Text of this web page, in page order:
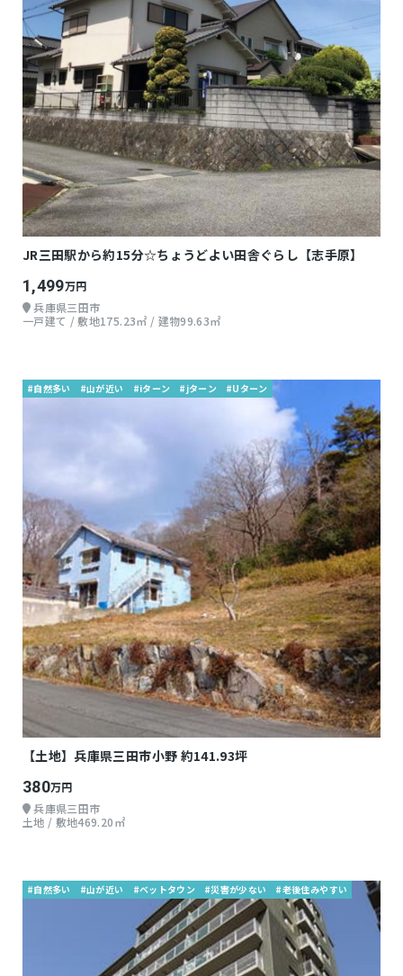
JR三田駅から約15分☆ちょうどよい田舎ぐらし【志手原】
1,499万円
兵庫県三田市
一戸建て / 敷地175.23㎡ / 建物99.63㎡
#自然多い #山が近い #iターン #jターン #Uターン
【土地】兵庫県三田市小野 約141.93坪
380万円
兵庫県三田市
土地 / 敷地469.20㎡
#自然多い #山が近い #ベットタウン #災害が少ない #老後住みやすい